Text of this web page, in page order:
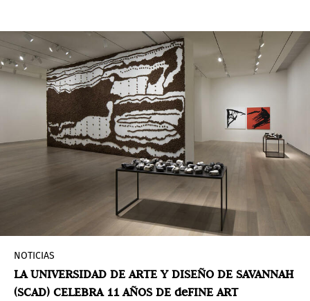
NOTICIAS
LA UNIVERSIDAD DE ARTE Y DISEÑO DE SAVANNAH
(SCAD) CELEBRA 11 AÑOS DE deFINE ART